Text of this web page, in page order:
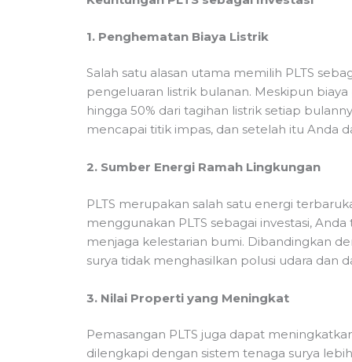
1. Penghematan Biaya Listrik
Salah satu alasan utama memilih PLTS
pengeluaran listrik bulanan. Meskipun
hingga 50% dari tagihan listrik setiap
mencapai titik impas, dan setelah itu Anda
2. Sumber Energi Ramah Lingkungan
PLTS merupakan salah satu energi
menggunakan PLTS sebagai investasi,
menjaga kelestarian bumi. Dibandingkan
surya tidak menghasilkan polusi udara dan
3. Nilai Properti yang Meningkat
Pemasangan PLTS juga dapat
dilengkapi dengan sistem tenaga surya